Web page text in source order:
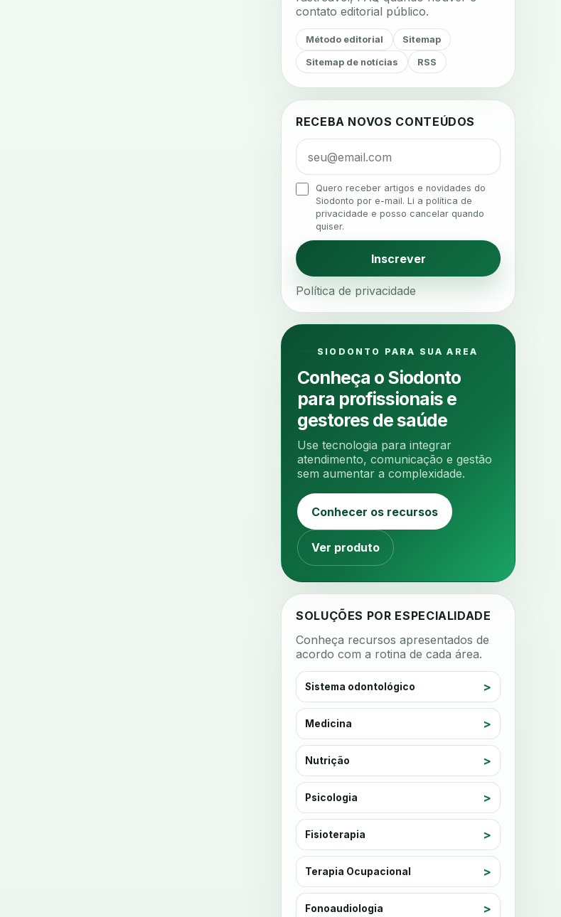
adesao do paciente
adesao odontologica
aerossois
agenda agenda clinica
agenda inteligente
agenda odontologica
agendamento
agendamento digital
agua da cadeira ajuste estetico
alta digital alta rotacao
ambiente clinico ampliacao
analgesia analgesia digital
analise 3d
analise elementos finitos
analise facial analise funcional
anamnese
anamnese digital
anamnese estruturada
anestesia
anestesia local anotacoes
ansiedade na cadeira
ansiedade no consultorio
ansiedade odontologica
antes e depois
antibioticos
anticoagulantes aparelho intraoral
apdt apertamento diurno
apinhamento dentario apneia
apneia do sono
apps clinicos
contato editorial público.
Método editorial Sitemap
Sitemap de notícias RSS
RECEBA NOVOS CONTEÚDOS
Quero receber artigos e novidades do
Siodonto por e-mail. Li a política de
privacidade e posso cancelar quando
quiser.
Inscrever
Política de privacidade
SIODONTO PARA SUA AREA
Conheça o Siodonto
para profissionais e
gestores de saúde
Use tecnologia para integrar
atendimento, comunicação e gestão
sem aumentar a complexidade.
Conhecer os recursos
Ver produto
SOLUÇÕES POR ESPECIALIDADE
Conheça recursos apresentados de
acordo com a rotina de cada área.
Sistema odontológico
Medicina
Nutrição
Psicologia
Fisioterapia
Terapia Ocupacional
Fonoaudiologia